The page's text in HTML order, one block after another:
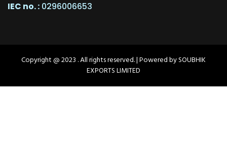
IEC no. : 0296006653
Copyright @ 2023 . All rights reserved. | Powered by SOUBHIK
EXPORTS LIMITED